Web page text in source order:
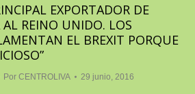
EXPORTADOR DE
AL REINO UNIDO. LOS
EL BREXIT PORQUE
Por CENTROLIVA 29 junio, 2016